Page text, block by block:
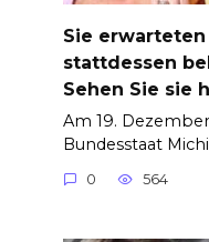
Sie
stattdessen
Sehen Sie sie
Am 19.
Bundesstaat
0 564